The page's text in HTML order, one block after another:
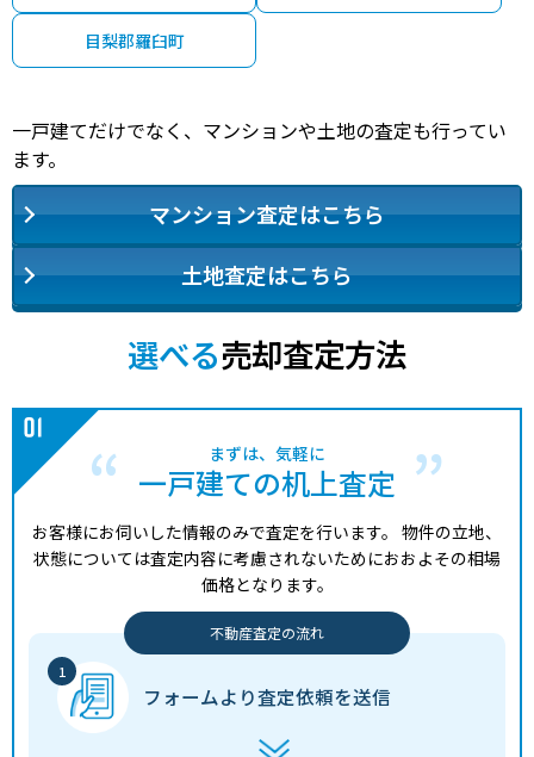
目梨郡羅臼町
一戸建てだけでなく、マンションや土地の査定も行ってい
ます。
マンション査定はこちら
土地査定はこちら
選べる売却査定方法
まずは、気軽に
一戸建ての机上査定
お客様にお伺いした情報のみで査定を行います。 物件の立地、
状態については査定内容に考慮されないためにおおよその相場
価格となります。
不動産査定の流れ
フォームより査定依頼を送信